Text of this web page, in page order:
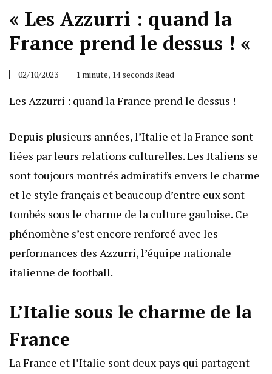
« Les Azzurri : quand la
France prend le dessus ! «
02/10/2023 1 minute, 14 seconds Read
Les Azzurri : quand la France prend le dessus !
Depuis plusieurs années, l’Italie et la France sont
liées par leurs relations culturelles. Les Italiens se
sont toujours montrés admiratifs envers le charme
et le style français et beaucoup d’entre eux sont
tombés sous le charme de la culture gauloise. Ce
phénomène s’est encore renforcé avec les
performances des Azzurri, l’équipe nationale
italienne de football.
L’Italie sous le charme de la
France
La France et l’Italie sont deux pays qui partagent